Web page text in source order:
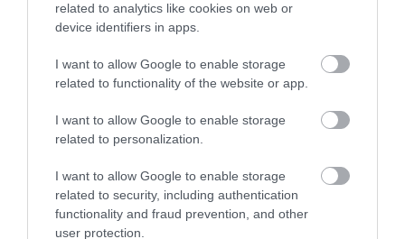
related to analytics like cookies on web or
device identifiers in apps.
I want to allow Google to enable storage
related to functionality of the website or app.
I want to allow Google to enable storage
related to personalization.
I want to allow Google to enable storage
related to security, including authentication
functionality and fraud prevention, and other
user protection.